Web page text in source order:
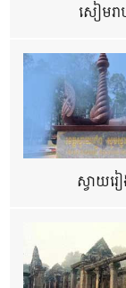
សៀមរា
ស្វាយរ